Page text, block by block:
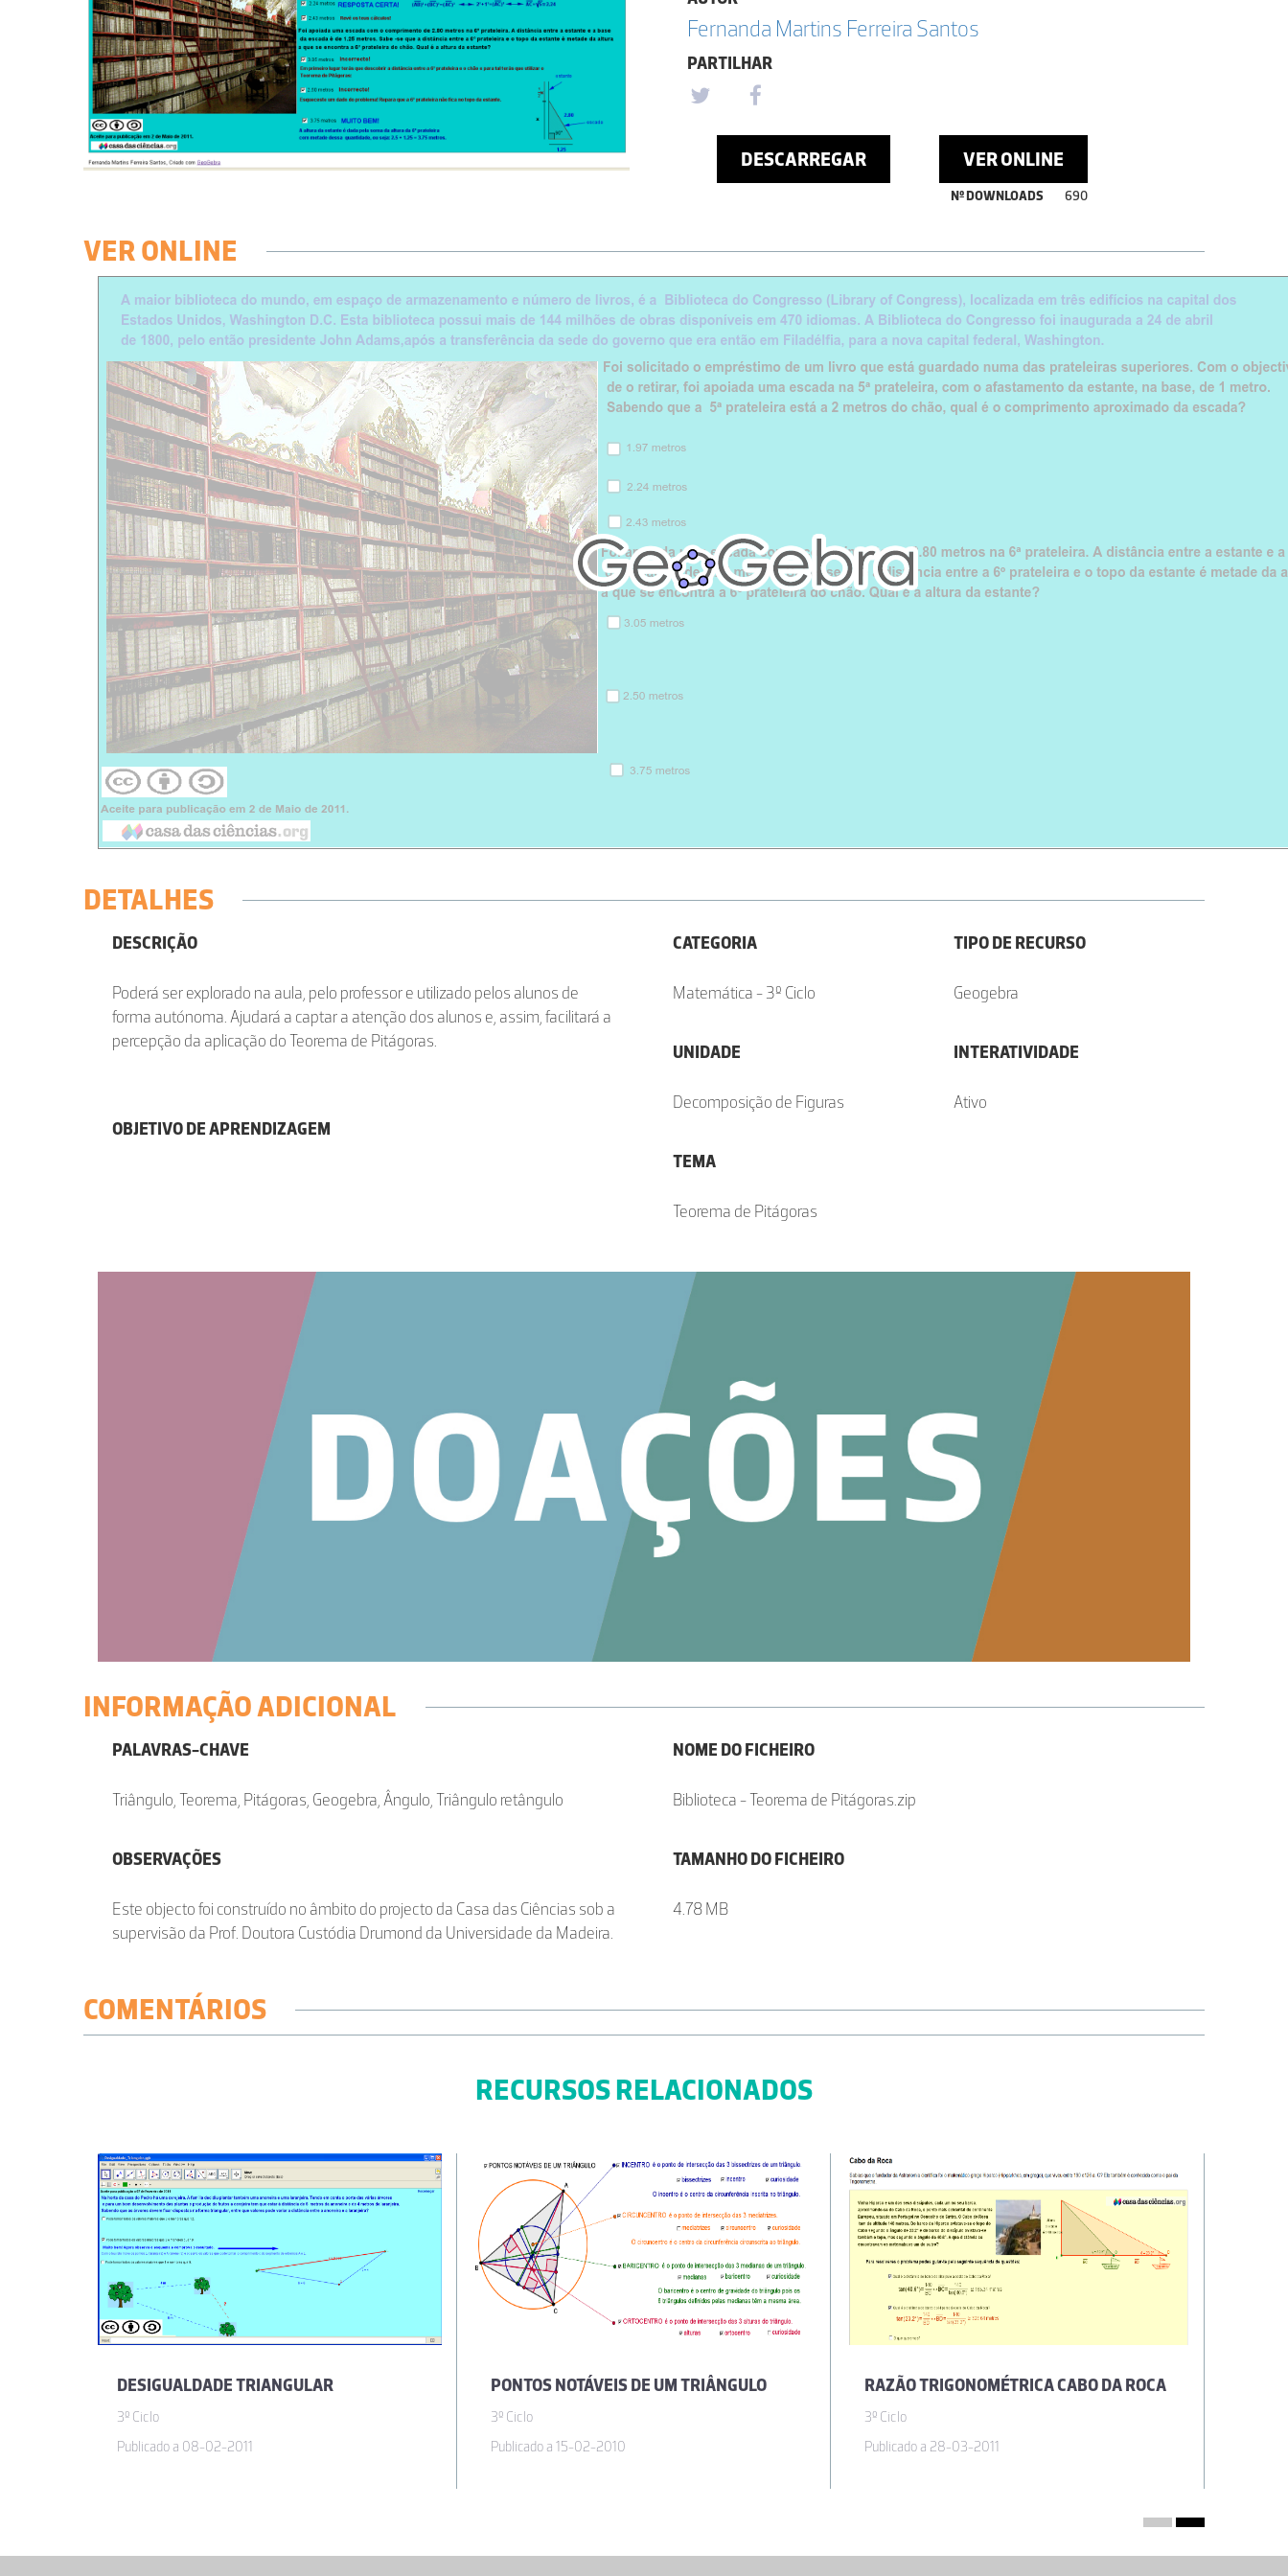
Fernanda Martins Ferreira Santos
PARTILHAR
DESCARREGAR VER ONLINE
Nº DOWNLOADS 690
VER ONLINE
DETALHES
DESCRIÇÃO
Poderá ser explorado na aula, pelo professor e utilizado pelos alunos de
forma autónoma. Ajudará a captar a atenção dos alunos e, assim, facilitará a
percepção da aplicação do Teorema de Pitágoras.
OBJETIVO DE APRENDIZAGEM
CATEGORIA
Matemática - 3º Ciclo
UNIDADE
Decomposição de Figuras
TEMA
Teorema de Pitágoras
TIPO DE RECURSO
Geogebra
INTERATIVIDADE
Ativo
INFORMAÇÃO ADICIONAL
PALAVRAS-CHAVE
Triângulo, Teorema, Pitágoras, Geogebra, Ângulo, Triângulo retângulo
OBSERVAÇÕES
Este objecto foi construído no âmbito do projecto da Casa das Ciências sob a
supervisão da Prof. Doutora Custódia Drumond da Universidade da Madeira.
NOME DO FICHEIRO
Biblioteca - Teorema de Pitágoras.zip
TAMANHO DO FICHEIRO
4.78 MB
COMENTÁRIOS
RECURSOS RELACIONADOS
DESIGUALDADE TRIANGULAR
3º Ciclo
Publicado a 08-02-2011
PONTOS NOTÁVEIS DE UM TRIÂNGULO
3º Ciclo
Publicado a 15-02-2010
RAZÃO TRIGONOMÉTRICA CABO DA ROCA
3º Ciclo
Publicado a 28-03-2011